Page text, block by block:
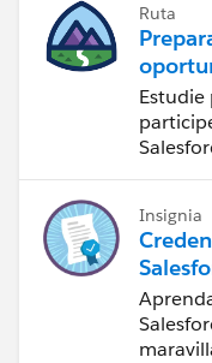
Ruta
Estudie
Insignia
rápido